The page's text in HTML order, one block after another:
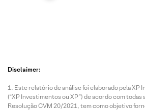
Disclaimer:
Este relatório de análise foi elaborado pela XP
(“XP Investimentos ou XP”) de acordo com todas
Resolução CVM 20/2021, tem como objetivo